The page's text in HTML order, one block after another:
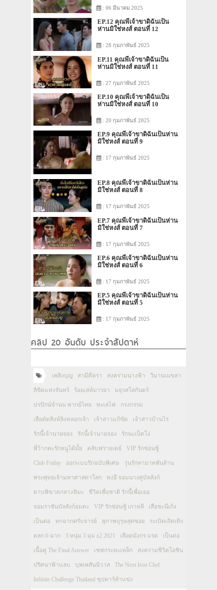
: 06 มีนาคม 2025
EP.12 คุณพี่เจ้าขาดิฉันเป็น
ห่านมิใช่หงส์ ตอนที่ 12
: 28 กุมภาพันธ์ 2025
EP.11 คุณพี่เจ้าขาดิฉันเป็น
ห่านมิใช่หงส์ ตอนที่ 11
: 27 กุมภาพันธ์ 2025
EP.10 คุณพี่เจ้าขาดิฉันเป็น
ห่านมิใช่หงส์ ตอนที่ 10
: 20 กุมภาพันธ์ 2025
EP.9 คุณพี่เจ้าขาดิฉันเป็นห่าน
มิใช่หงส์ ตอนที่ 9
: 17 กุมภาพันธ์ 2025
EP.8 คุณพี่เจ้าขาดิฉันเป็นห่าน
มิใช่หงส์ ตอนที่ 8
: 17 กุมภาพันธ์ 2025
EP.7 คุณพี่เจ้าขาดิฉันเป็นห่าน
มิใช่หงส์ ตอนที่ 7
: 17 กุมภาพันธ์ 2025
EP.6 คุณพี่เจ้าขาดิฉันเป็นห่าน
มิใช่หงส์ ตอนที่ 6
: 17 กุมภาพันธ์ 2025
EP.5 คุณพี่เจ้าขาดิฉันเป็นห่าน
มิใช่หงส์ ตอนที่ 5
: 17 กุมภาพันธ์ 2025
คลิป 20 อันดับ ประจำสัปดาห์
เพลิงบุญ สามีตีตรา สงครามนางฟ้า วิมานเมขลา
ลิขิตแห่งจันทร์ ร้อยเล่ห์มารยา มธุรสโลกันตร์
ปรปักษ์จำนน พากย์ไทย ทะเลไฟ กรงกรรม
เสือตัดสิงห์ลิงหลอกเจ้า เจ้าสาวแก้ขัด เจ้าสาวบ้านไร่
รักนี้เจ้านายจอง รักนี้เจ้านายจอง รักนะเป็ดโง่
พี่ว้ากคะรักหนูได้มั้ย คลับฟรายเดย์ VIP รักซ่อนชู้
Club Friday ออกแบบรักฉบับพิเศษ วุ่นรักทายาทพันล้าน
พระพุทธเจ้ามหาศาสดาโลก ทงอี จอมนางคู่บัลลังก์
ดาบพิฆาตกลางหิมะ ชีวิตเพื่อชาติ รักนี้เพื่อเธอ
จอมราชันบัลลังก์อมตะ VIP รักซ่อนชู้ เกาหลี เสือชะนีเก้ง
เป็นต่อ หกฉากครับจารย์ สุภาพบุรุษสุดซอย ระเบิดเถิดเทิง
ตลก 6 ฉาก 3 หนุ่ม 3 มุม x2 2021 เลือดมังกร แรด เป็นต่อ
เนื้อคู่ The Final Answer เชฟกระทะเหล็ก สงครามชีวิตโอชิน
ปริศนาฟ้าแลบ บุพเพสันนิวาส The Next Iron Chef
Infinite Challenge Thailand ซุปตาร์ท้าแข่ง